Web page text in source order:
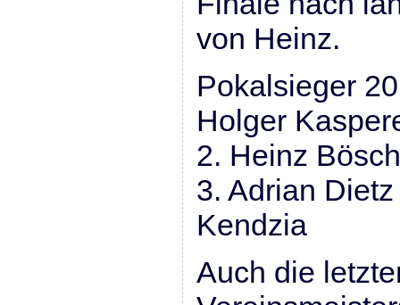
von Heinz.
Pokalsieger
Holger
2. Heinz Bösch
3. Adrian
Kendzia
Auch die